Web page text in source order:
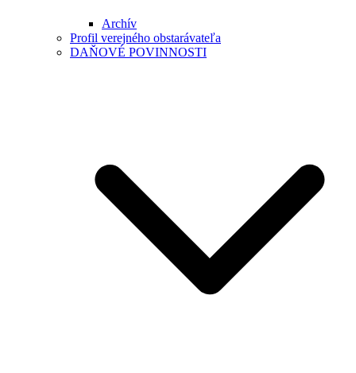
Archív
Profil verejného obstarávateľa
DAŇOVÉ POVINNOSTI